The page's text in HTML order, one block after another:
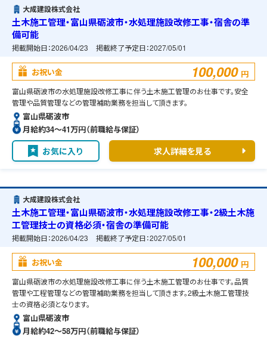
大成建設株式会社
土木施工管理・富山県砺波市・水処理施設改修工事・宿舎の準
備可能
掲載開始日：2026/04/23 掲載終了予定日：2027/05/01
お祝い金 100,000 円
富山県砺波市の水処理施設改修工事に伴う土木施工管理のお仕事です。安全
管理や品質管理などの管理補助業務を担当して頂きます。
富山県砺波市
月給約34〜41万円（前職給与保証）
お気に入り 求人詳細を見る
大成建設株式会社
土木施工管理・富山県砺波市・水処理施設改修工事・2級土木施
工管理技士の資格必須・宿舎の準備可能
掲載開始日：2026/04/23 掲載終了予定日：2027/05/01
お祝い金 100,000 円
富山県砺波市の水処理施設改修工事に伴う土木施工管理のお仕事です。品質
管理や工程管理などの管理補助業務を担当して頂きます。2級土木施工管理技
士の資格必須となります。
富山県砺波市
月給約42〜58万円（前職給与保証）